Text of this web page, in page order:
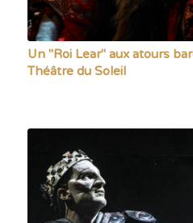
Un "Roi Lear" aux atours
Théâtre du Soleil